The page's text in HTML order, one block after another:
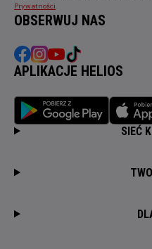
Prywatności
OBSERWUJ NAS
APLIKACJE HELIOS
SIEĆ